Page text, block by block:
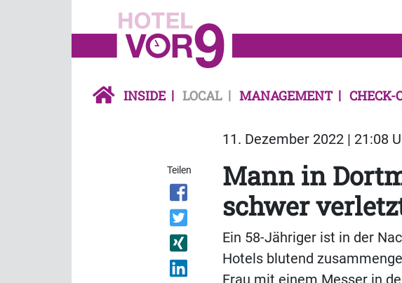
INSIDE LOCAL MANAGEMENT CHECK-
11. Dezember 2022 | 21:08
Teilen
Mann in
schwer
Ein 58-Jähriger ist in der
Hotels blutend